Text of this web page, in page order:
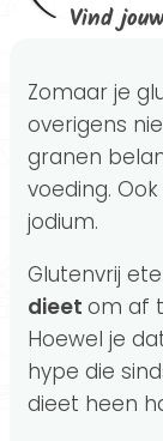
Vind
Zomaar je
overigens
granen
voeding.
jodium.
Glutenvrij
dieet om af
Hoewel je
hype die
dieet heen